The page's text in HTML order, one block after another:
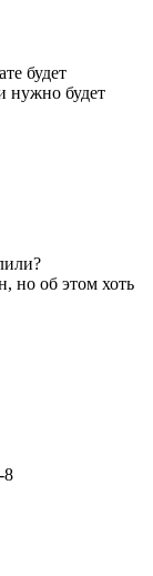
будет
нужно будет
но об этом хоть
8